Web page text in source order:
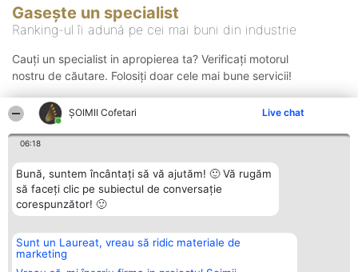
ȘOIMII Cofetari Live chat
06:18
Bună, suntem încântați să vă ajutăm! 🙂 Vă rugăm
să faceți clic pe subiectul de conversație
corespunzător! 🙂
Sunt un Laureat, vreau să ridic materiale de
marketing
Gasește un specialist
Ranking-ul îi adună pe cei mai buni din industrie
Cauți un specialist in apropierea ta? Verificați motorul
nostru de căutare. Folosiți doar cele mai bune servicii!
Organizator Ranking
BRIGHT SOLUTIONS BR SRL
Aleea Timisul De Sus 2 Bl. A30
Plebiscyt
Lista Tuturor
Contact